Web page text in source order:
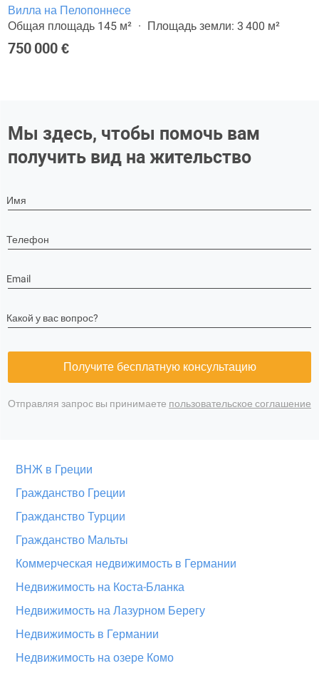
Вилла на Пелопоннесе
Общая площадь 145 м²
Площадь земли: 3 400 м²
750 000 €
Мы здесь, чтобы помочь вам
получить вид на жительство
Имя
Телефон
Email
Какой у вас вопрос?
Получите бесплатную консультацию
Отправляя запрос вы принимаете пользовательское соглашение
ВНЖ в Греции
Гражданство Греции
Гражданство Турции
Гражданство Мальты
Коммерческая недвижимость в Германии
Недвижимость на Коста-Бланка
Недвижимость на Лазурном Берегу
Недвижимость в Германии
Недвижимость на озере Комо